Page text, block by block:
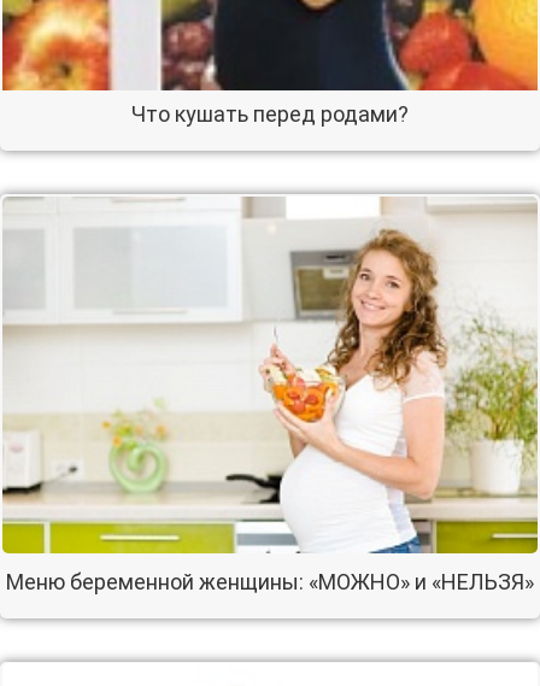
Что кушать перед родами?
Меню беременной женщины: «МОЖНО» и «НЕЛЬЗЯ»